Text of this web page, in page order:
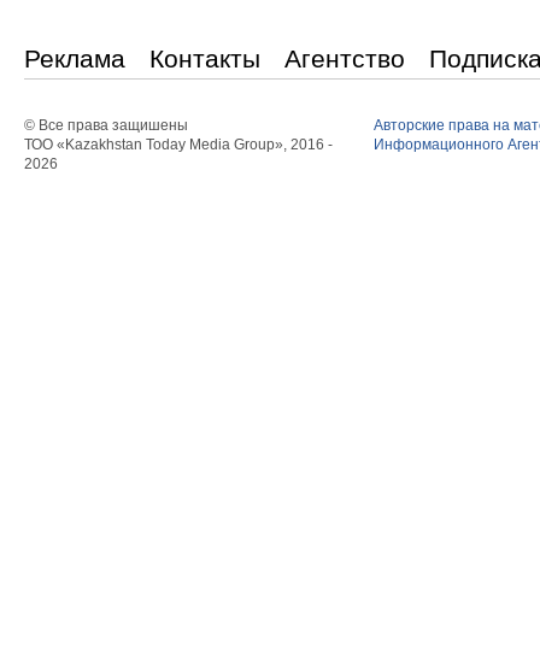
Реклама Контакты Агентство
© Все права защишены
ТОО «Kazakhstan Today Media Group», 2016 -
2026
Авторские права на
Информационного